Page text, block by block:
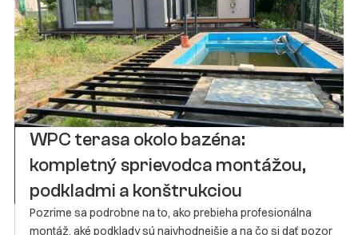
WPC terasa okolo bazéna:
kompletný sprievodca montážou,
podkladmi a konštrukciou
Pozrime sa podrobne na to, ako prebieha profesionálna
montáž, aké podklady sú najvhodnejšie a na čo si dať pozor